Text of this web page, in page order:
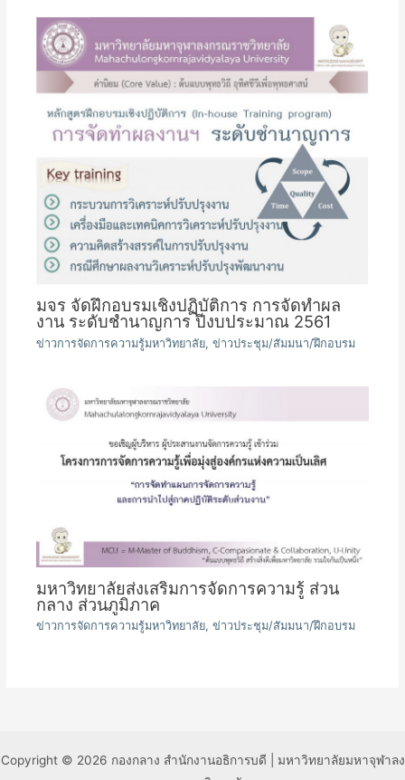
มจร จัดฝึกอบรมเชิงปฏิบัติการ การจัดทำผล
งาน ระดับชำนาญการ ปีงบประมาณ 2561
ข่าวการจัดการความรู้มหาวิทยาลัย,ข่าวประชุม/สัมมนา/ฝึกอบรม
มหาวิทยาลัยส่งเสริมการจัดการความรู้ ส่วน
กลาง ส่วนภูมิภาค
ข่าวการจัดการความรู้มหาวิทยาลัย,ข่าวประชุม/สัมมนา/ฝึกอบรม
Copyright © 2026 กองกลาง สำนักงานอธิการบดี | มหาวิทยาลัยมหาจุฬาลง